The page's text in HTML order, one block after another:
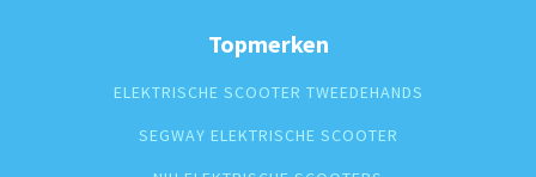
Topmerken
ELEKTRISCHE SCOOTER TWEEDEHANDS
SEGWAY ELEKTRISCHE SCOOTER